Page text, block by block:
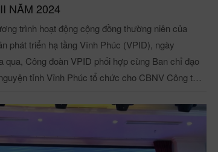
NĂM 2024
trình hoạt động cộng đồng thường niên của
phát triển hạ tầng Vĩnh Phúc (VPID), ngày
qua, Công đoàn VPID phối hợp cùng Ban chỉ đạo
tỉnh Vĩnh Phúc tổ chức cho CBNV Công ty
tự nguyện, tôn vinh vẻ đẹp của truyền thống
Chủ tịch Hội chữ Thập đỏ